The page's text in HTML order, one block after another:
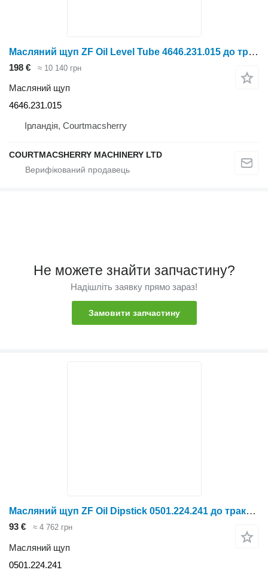
Масляний щуп ZF Oil Level Tube 4646.231.015 до трактора колісного
198 € ≈ 10 140 грн
Масляний щуп
4646.231.015
Ірландія, Courtmacsherry
COURTMACSHERRY MACHINERY LTD
Не можете знайти запчастину?
Надішліть заявку прямо зараз!
Замовити запчастину
Масляний щуп ZF Oil Dipstick 0501.224.241 до трактора колісного
93 € ≈ 4 762 грн
Масляний щуп
0501.224.241